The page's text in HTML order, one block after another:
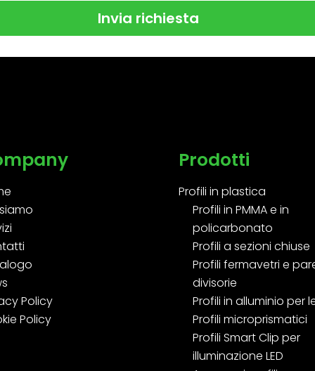
Invia richiesta
Policy
Policy
Prodotti
Profili in plastica
Profili in PMMA e in
policarbonato
Profili a sezioni chiuse
Profili fermavetri e
divisorie
Profili in alluminio per
Profili microprismatici
Profili Smart Clip per
illuminazione LED